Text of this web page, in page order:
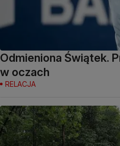
Odmieniona Świątek.
w oczach
RELACJA